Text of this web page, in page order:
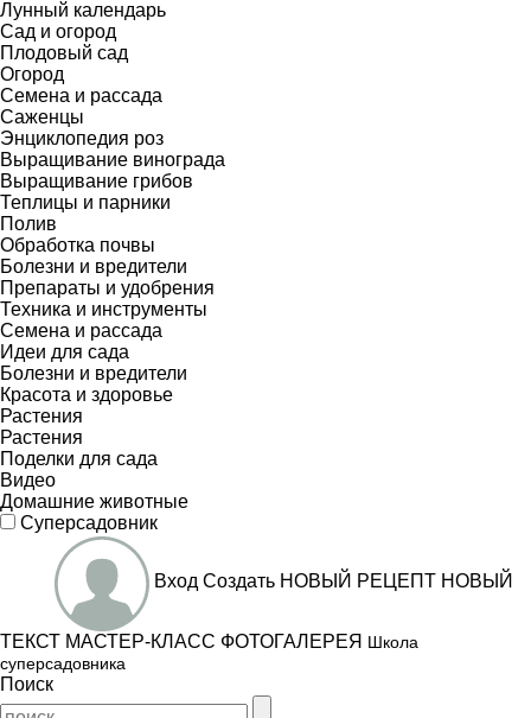
Лунный календарь
Сад и огород
Плодовый сад
Огород
Семена и рассада
Саженцы
Энциклопедия роз
Выращивание винограда
Выращивание грибов
Теплицы и парники
Полив
Обработка почвы
Болезни и вредители
Препараты и удобрения
Техника и инструменты
Семена и рассада
Идеи для сада
Болезни и вредители
Красота и здоровье
Растения
Растения
Поделки для сада
Видео
Домашние животные
Суперсадовник
Вход Создать НОВЫЙ РЕЦЕПТ НОВЫЙ
ТЕКСТ МАСТЕР-КЛАСС ФОТОГАЛЕРЕЯ Школа
суперсадовника
Поиск